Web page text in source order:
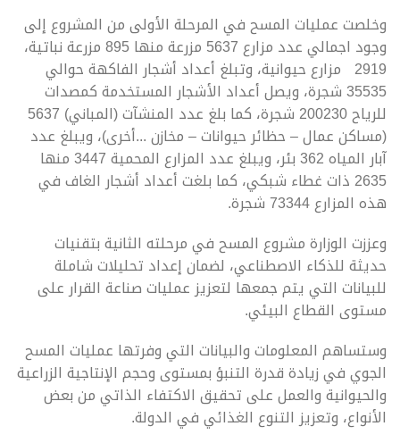
وخلصت عمليات المسح في المرحلة الأولى من المشروع إلى
وجود اجمالي عدد مزارع 5637 مزرعة منها 895 مزرعة نباتية،
2919 مزارع حيوانية، وتبلغ أعداد أشجار الفاكهة حوالي
35535 شجرة، ويصل أعداد الأشجار المستخدمة كمصدات
للرياح 200230 شجرة، كما بلغ عدد المنشآت (المباني) 5637
(مساكن عمال – حظائر حيوانات – مخازن ...أخرى)، ويبلغ عدد
آبار المياه 362 بئر، ويبلغ عدد المزارع المحمية 3447 منها
2635 ذات غطاء شبكي، كما بلغت أعداد أشجار الغاف في
هذه المزارع 73344 شجرة.
وعززت الوزارة مشروع المسح في مرحلته الثانية بتقنيات
حديثة للذكاء الاصطناعي، لضمان إعداد تحليلات شاملة
للبيانات التي يتم جمعها لتعزيز عمليات صناعة القرار على
مستوى القطاع البيئي.
وستساهم المعلومات والبيانات التي وفرتها عمليات المسح
الجوي في زيادة قدرة التنبؤ بمستوى وحجم الإنتاجية الزراعية
والحيوانية والعمل على تحقيق الاكتفاء الذاتي من بعض
الأنواع، وتعزيز التنوع الغذائي في الدولة.